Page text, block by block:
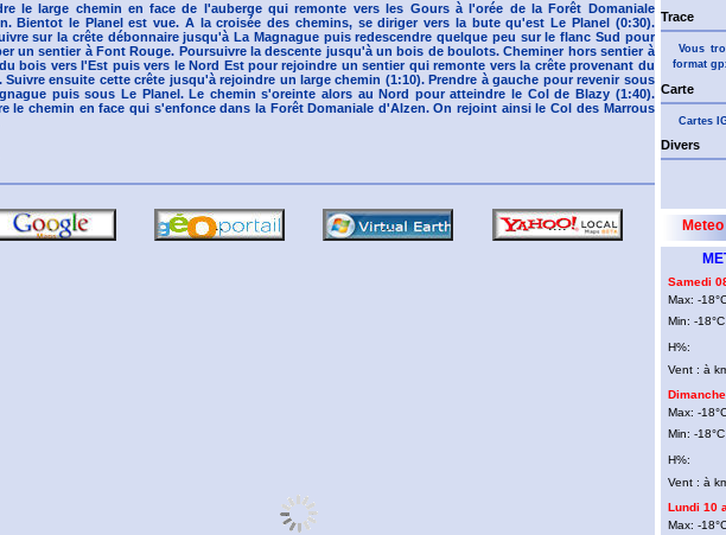
le large chemin en face de l'auberge qui remonte vers les Gours à l'orée de la Forêt Domaniale
Bientot le Planel est vue. A la croisée des chemins, se diriger vers la bute qu'est Le Planel (0:30).
sur la crête débonnaire jusqu'à La Magnague puis redescendre quelque peu sur le flanc Sud pour
un sentier à Font Rouge. Poursuivre la descente jusqu'à un bois de boulots. Cheminer hors sentier à
bois vers l'Est puis vers le Nord Est pour rejoindre un sentier qui remonte vers la crête provenant du
Suivre ensuite cette crête jusqu'à rejoindre un large chemin (1:10). Prendre à gauche pour revenir sous
puis sous Le Planel. Le chemin s'oreinte alors au Nord pour atteindre le Col de Blazy (1:40).
le chemin en face qui s'enfonce dans la Forêt Domaniale d'Alzen. On rejoint ainsi le Col des Marrous
Trace
Vous
format
Carte
Cartes
Divers
Samedi
Max: -
Min: -18°C
H%:
Vent : à
Max: -
Min: -18°C
H%:
Vent : à
Lundi 10
Max: -